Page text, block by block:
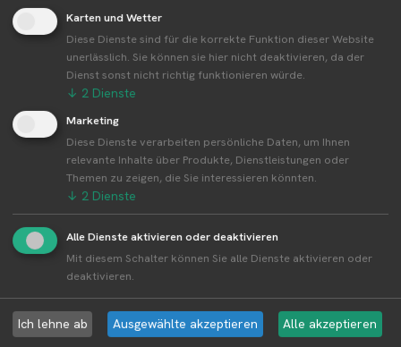
Betreiber kontaktieren
Auf der Profilseite des Betreibers findest du weitere
Informationen zum Betreiber und
Kontaktmöglichkeiten.
👤︎ Profilseite
Weitere Standorte von Alfkens Hof KG
Alfkens Hof KG betreibt 1 Standorte
Karten und Wetter
Diese Dienste sind für die korrekte Funktion dieser Website
unerlässlich. Sie können sie hier nicht deaktivieren, da der
Dienst sonst nicht richtig funktionieren würde.
↓ 2 Dienste
Marketing
Diese Dienste verarbeiten persönliche Daten, um Ihnen
relevante Inhalte über Produkte, Dienstleistungen oder
Themen zu zeigen, die Sie interessieren könnten.
↓ 2 Dienste
Alle Dienste aktivieren oder deaktivieren
Mit diesem Schalter können Sie alle Dienste aktivieren oder
deaktivieren.
Ich lehne ab Ausgewählte akzeptieren Alle akzeptieren